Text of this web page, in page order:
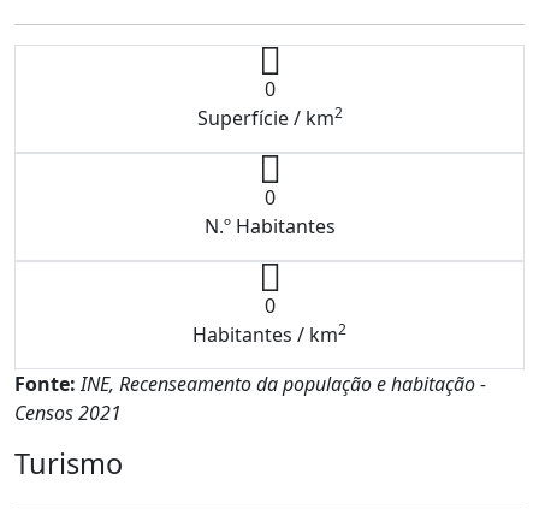
0
Superfície / km2
0
N.º Habitantes
0
Habitantes / km2
Fonte:INE, Recenseamento da população e habitação -
Censos 2021
Turismo